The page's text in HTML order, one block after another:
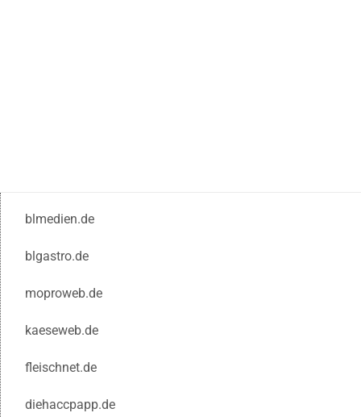
blmedien.de
blgastro.de
moproweb.de
kaeseweb.de
fleischnet.de
diehaccpapp.de